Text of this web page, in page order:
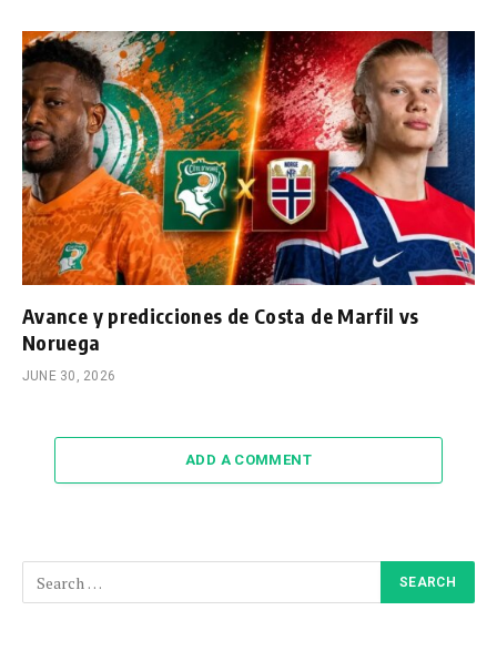
Avance y predicciones de Costa de Marfil vs
Noruega
JUNE 30, 2026
ADD A COMMENT